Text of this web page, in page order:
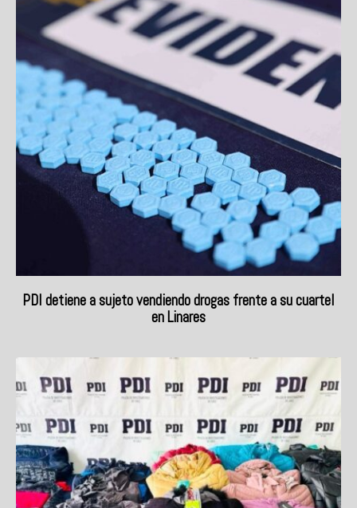
PDI detiene a sujeto vendiendo drogas frente a su cuartel
en Linares